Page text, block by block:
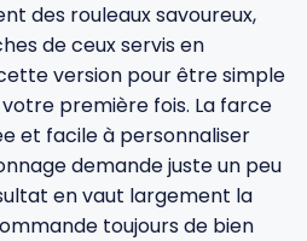
des rouleaux savoureux,
de ceux servis en
version pour être simple
votre première fois. La farce
et facile à personnaliser
demande juste un peu
en vaut largement la
toujours de bien